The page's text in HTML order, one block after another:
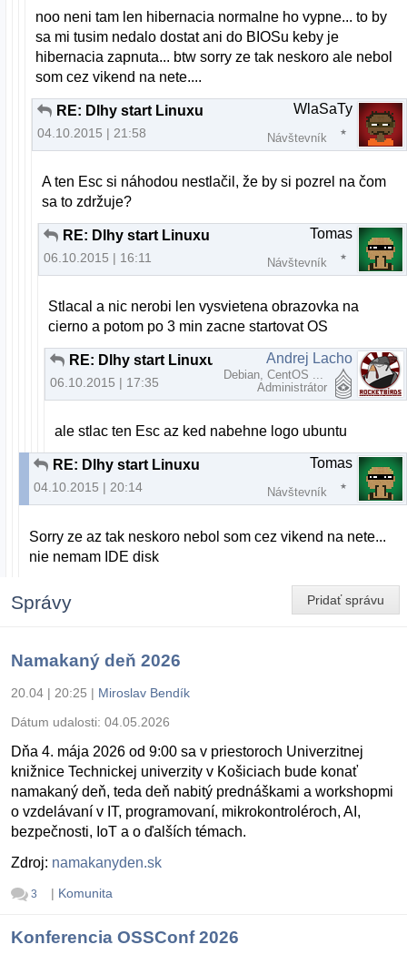
noo neni tam len hibernacia normalne ho vypne... to by
sa mi tusim nedalo dostat ani do BIOSu keby je
hibernacia zapnuta... btw sorry ze tak neskoro ale nebol
som cez vikend na nete....
RE: Dlhy start Linuxu
04.10.2015 | 21:58
WlaSaTy
Návštevník
A ten Esc si náhodou nestlačil, že by si pozrel na čom
sa to zdržuje?
RE: Dlhy start Linuxu
06.10.2015 | 16:11
Tomas
Návštevník
Stlacal a nic nerobi len vysvietena obrazovka na
cierno a potom po 3 min zacne startovat OS
RE: Dlhy start Linuxu
06.10.2015 | 17:35
Andrej Lacho
Debian, CentOS ...
Administrátor
ale stlac ten Esc az ked nabehne logo ubuntu
RE: Dlhy start Linuxu
04.10.2015 | 20:14
Tomas
Návštevník
Sorry ze az tak neskoro nebol som cez vikend na nete...
nie nemam IDE disk
Pridať správu
Správy
Namakaný deň 2026
20.04 | 20:25 | Miroslav Bendík
Dátum udalosti: 04.05.2026
Dňa 4. mája 2026 od 9:00 sa v priestoroch Univerzitnej
knižnice Technickej univerzity v Košiciach bude konať
namakaný deň, teda deň nabitý prednáškami a workshopmi
o vzdelávaní v IT, programovaní, mikrokontroléroch, AI,
bezpečnosti, IoT a o ďalších témach.
Zdroj: namakanyden.sk
3 | Komunita
Konferencia OSSConf 2026